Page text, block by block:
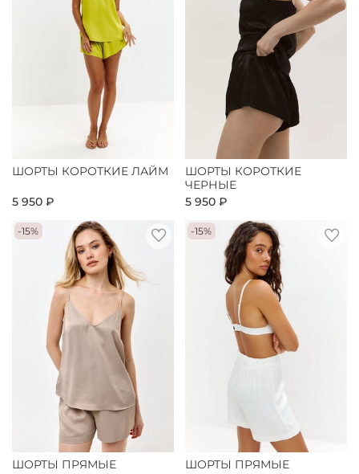
ШОРТЫ КОРОТКИЕ ЛАЙМ
5 950 ₽
ШОРТЫ КОРОТКИЕ
ЧЕРНЫЕ
5 950 ₽
-15%
ШОРТЫ ПРЯМЫЕ
-15%
ШОРТЫ ПРЯМЫЕ